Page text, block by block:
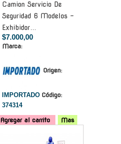
Camion Servicio De
Seguridad 6 Modelos -
Exhibidor...
$7.000,00
Marca:
Origen:
IMPORTADO Código:
374314
Agregar al carrito
Mas